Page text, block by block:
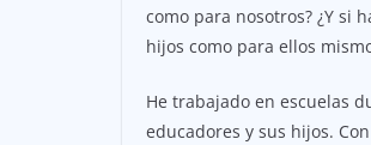
como para nosotros? ¿Y si
hijos como para ellos
He trabajado en escuelas
educadores y sus hijos.